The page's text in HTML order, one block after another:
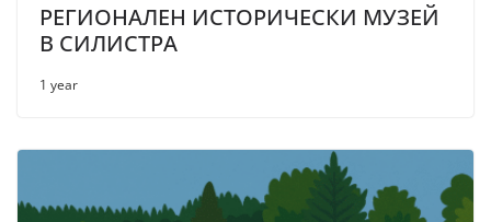
РЕГИОНАЛЕН ИСТОРИЧЕСКИ МУЗЕЙ
В СИЛИСТРА
1 year